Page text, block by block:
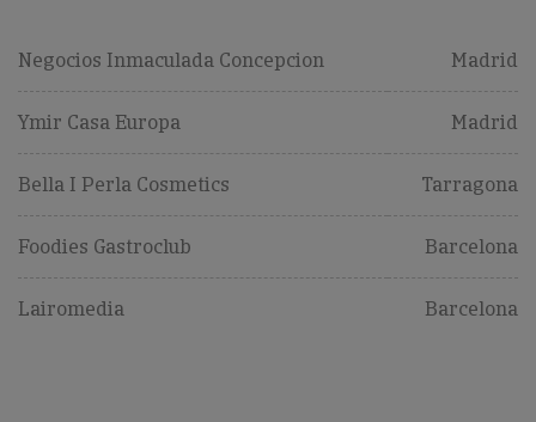
Negocios Inmaculada Concepcion Madrid
Ymir Casa Europa Madrid
Bella I Perla Cosmetics Tarragona
Foodies Gastroclub Barcelona
Lairomedia Barcelona